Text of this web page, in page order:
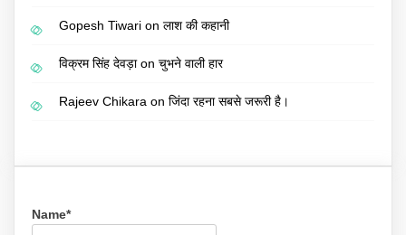
Gopesh Tiwari on लाश की कहानी
विक्रम सिंह देवड़ाon चुभने वाली हार
Rajeev Chikara on जिंदा रहना सबसे जरूरी है।
Name*